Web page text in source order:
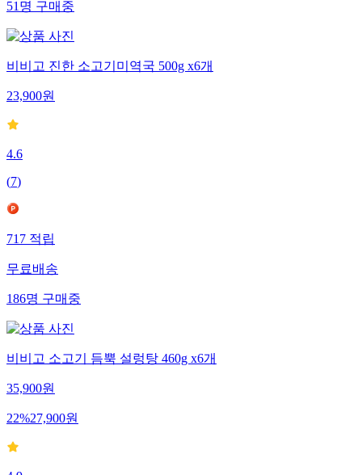
51명구매중
비비고 진한 소고기미역국 500g x6개
23,900원
4.6
(7)
717적립
무료배송
186명구매중
비비고 소고기 듬뿍 설렁탕 460g x6개
35,900원
22%27,900원